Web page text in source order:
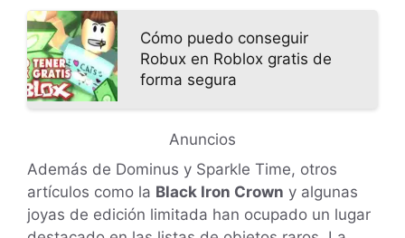
Cómo puedo conseguir
Robux en Roblox gratis de
forma segura
Anuncios
Además de Dominus y Sparkle Time, otros
artículos como la Black Iron Crown y algunas
joyas de edición limitada han ocupado un lugar